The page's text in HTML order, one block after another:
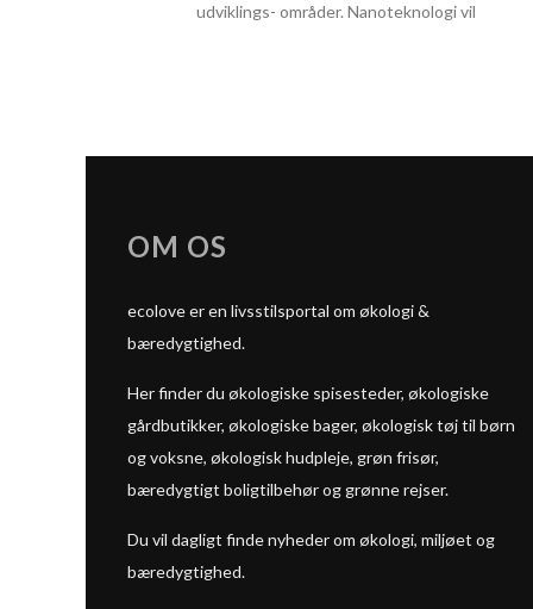
udviklings- områder. Nanoteknologi vil
OM OS
ecolove er en livsstilsportal om økologi &
bæredygtighed.
Her finder du økologiske spisesteder, økologiske
gårdbutikker, økologiske bager, økologisk tøj til børn
og voksne, økologisk hudpleje, grøn frisør,
bæredygtigt boligtilbehør og grønne rejser.
Du vil dagligt finde nyheder om økologi, miljøet og
bæredygtighed.